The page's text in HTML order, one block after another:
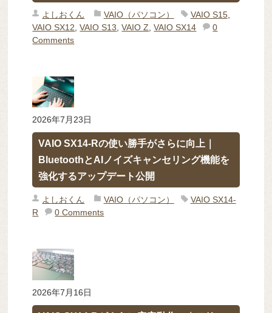
よしおくん VAIO（パソコン） VAIO S15,
VAIO SX12 ,VAIO S13 ,VAIO Z ,VAIO SX14
0
Comments
2026年7月23日
VAIO SX14-Rの使い勝手がさらに向上｜
BluetoothとAIノイズキャンセリング機能を
強化するアップデート公開
よしおくん VAIO（パソコン）
VAIO SX14-
R
0 Comments
2026年7月16日